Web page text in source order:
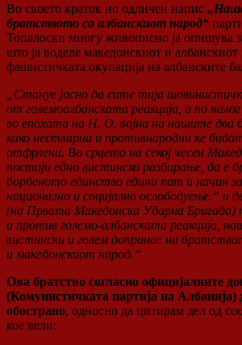
Во своето краток но одличен напис
братството со албанскиот народ“
Топалоски многу живописно ја опишува
што ја воделе македонскиот и
фашистичката окупација на албанските
„Стануе јасно да сите тија
от големоалбанската реакција, а по
во епохата на Н. О. војна на нашите два
како нестварни и противнародни ке
отфрлени. Во срцето на секој чесен
постоји едно вистинско разбирање, да е
борбеното единство едини пат и начин
национално и социјално ослободуење.“ и
(на Првата Македонска Ударна Бригада)
и против големо-албанската реакција,
вистински и голем допринос на
и македонскиот народ.“
Ова братство согласно официјалните
(Комунистичката партија на
обострано, односно да цитирам дел од
кое вели: